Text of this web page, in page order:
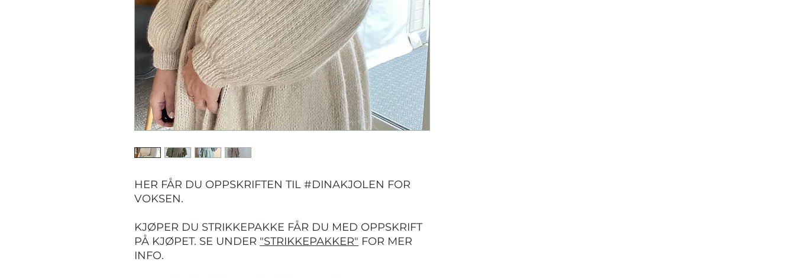
HER FÅR DU OPPSKRIFTEN TIL #DINAKJOLEN FOR
VOKSEN.
KJØPER DU STRIKKEPAKKE FÅR DU MED OPPSKRIFT
PÅ KJØPET. SE UNDER "STRIKKEPAKKER" FOR MER
INFO.